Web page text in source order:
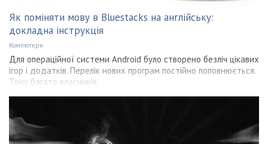
Як поміняти мову в Bluestacks на англійську:
докладна інструкція
Компютери
Для операційної системи Android було створено безліч цікавих
ігор і додатків. Перелік нових програм постійно поповнюється.
Тому багато власників